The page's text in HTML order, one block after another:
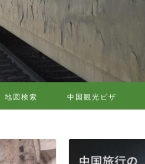
地図検索 中国観光ビザ